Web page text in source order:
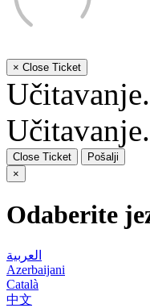
× Close Ticket
Close Ticket
Pošalji
×
Odaberite
العربية
Azerbaijani
Català
中文